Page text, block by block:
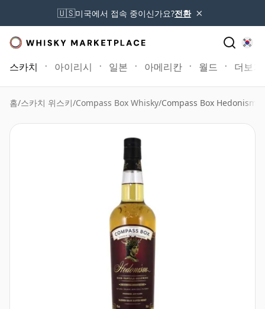
🇺🇸미국에서 접속 중이신가요?전환 ×
스카치 아이리시 일본 아메리칸 월드 더보기
홈/스카치 위스키/Compass Box Whisky/Compass Box Hedonism